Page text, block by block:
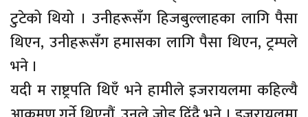
टुटेको थियो । उनीहरूसँग हिजबुल्लाहका लागि पैसा
थिएन, उनीहरूसँग हमासका लागि पैसा थिएन, ट्रम्पले
भने ।
यदी म राष्ट्रपति थिएँ भने हामीले इजरायलमा कहिल्यै